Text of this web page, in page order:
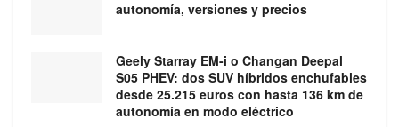
autonomía, versiones y precios
Geely Starray EM-i o Changan Deepal
S05 PHEV: dos SUV híbridos enchufables
desde 25.215 euros con hasta 136 km de
autonomía en modo eléctrico